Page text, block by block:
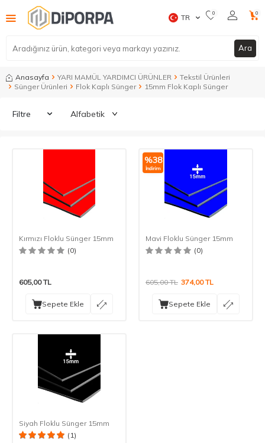
Ara
TR 0 0
Anasayfa YARI MAMÜL YARDIMCI ÜRÜNLER
Tekstil Ürünleri
Sünger Ürünleri
Flok Kaplı Sünger 15mm Flok Kaplı Sünger
Filtre
Kırmızı Floklu Sünger 15mm
(0)
605,00TL
Sepete Ekle
%38
İndirim
Mavi Floklu Sünger 15mm
(0)
605,00TL 374,00TL
Sepete Ekle
Siyah Floklu Sünger 15mm
(1)